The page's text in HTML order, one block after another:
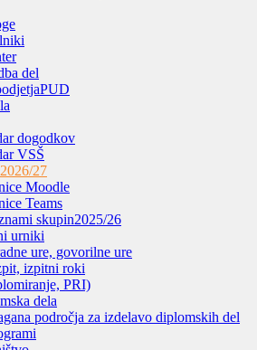
del
PUD
dogodkov
VSŠ
2026/27
Moodle
Teams
skupin2025/26
urniki
ure, govorilne ure
izpitni roki
PRI)
dela
področja za izdelavo diplomskih del